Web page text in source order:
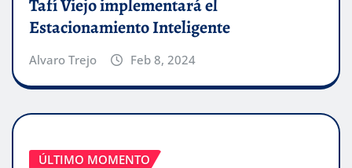
Tafí Viejo implementará el
Estacionamiento Inteligente
Alvaro Trejo Feb 8, 2024
ÚLTIMO MOMENTO